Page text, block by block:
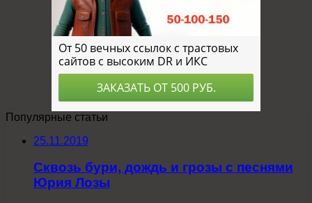
Популярные статьи
25.11.2019
Сквозь бури, дождь и грозы с песнями
Юрия Лозы